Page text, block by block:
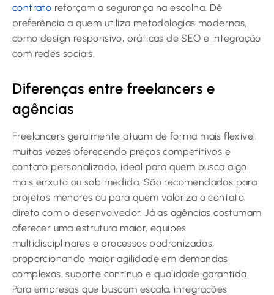
contrato reforçam a segurança na escolha. Dê
preferência a quem utiliza metodologias modernas,
como design responsivo, práticas de SEO e integração
com redes sociais.
Diferenças entre freelancers e
agências
Freelancers geralmente atuam de forma mais flexível,
muitas vezes oferecendo preços competitivos e
contato personalizado, ideal para quem busca algo
mais enxuto ou sob medida. São recomendados para
projetos menores ou para quem valoriza o contato
direto com o desenvolvedor. Já as agências costumam
oferecer uma estrutura maior, equipes
multidisciplinares e processos padronizados,
proporcionando maior agilidade em demandas
complexas, suporte contínuo e qualidade garantida.
Para empresas que buscam escala, integrações